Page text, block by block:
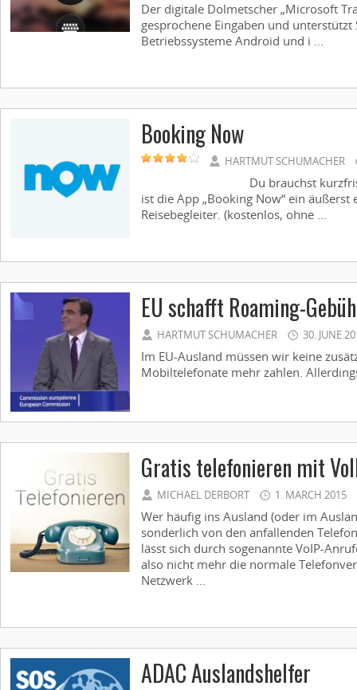
Der digitale Dolmetscher „Microsoft
gesprochene Eingaben und
Betriebssysteme Android und i ...
Booking Now
HARTMUT SCHUMACHER
Du brauchst kurzfristig ein
ist die App „Booking Now“ ein
Reisebegleiter. (kostenlos, ohne ...
EU schafft Roaming-
HARTMUT SCHUMACHER 30. JUNE
Im EU-Ausland müssen wir keine
Mobiltelefonate mehr zahlen.
Gratis telefonieren mit
MICHAEL DERBORT 1. MARCH 2015
Wer häufig ins Ausland (oder im
sonderlich von den anfallenden
lässt sich durch sogenannte VoIP-
also nicht mehr die normale
Netzwerk ...
ADAC Auslandshelfer